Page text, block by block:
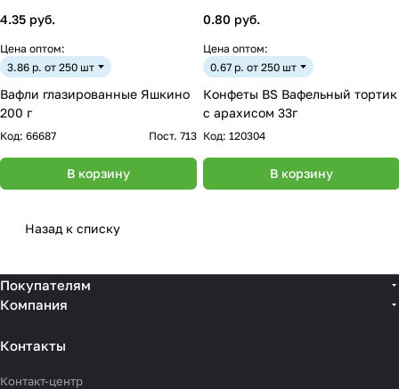
4.35 руб.
Цена оптом:
3.86 р. от 250 шт
Вафли глазированные Яшкино
200 г
Код: 66687 Пост. 713
В корзину
0.80 руб.
Цена оптом:
0.67 р. от 250 шт
Конфеты BS Вафельный тортик
с арахисом 33г
Код: 120304
В корзину
Назад к списку
Покупателям
Компания
Контакты
Контакт-центр